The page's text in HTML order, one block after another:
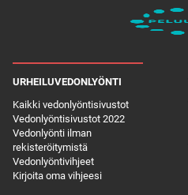
URHEILUVEDONLYÖNTI
Kaikki vedonlyöntisivustot
Vedonlyöntisivustot 2022
Vedonlyönti ilman
rekisteröitymistä
Vedonlyöntivihjeet
Kirjoita oma vihjeesi